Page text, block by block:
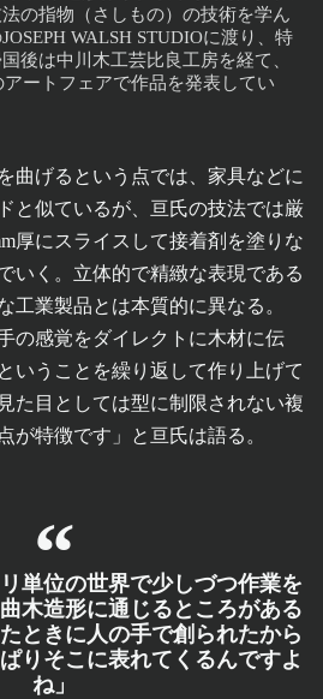
の指物（さしもの）の技術を学ん
WALSH STUDIOに渡り、特
後は中川木工芸比良工房を経て、
ートフェアで作品を発表してい
曲げるという点では、家具などに
と似ているが、亘氏の技法では厳
厚にスライスして接着剤を塗りな
いく。立体的で精緻な表現である
工業製品とは本質的に異なる。
の感覚をダイレクトに木材に伝
いうことを繰り返して作り上げて
た目としては型に制限されない複
が特徴です」と亘氏は語る。
単位の世界で少しづつ作業を
木造形に通じるところがある
ときに人の手で創られたから
りそこに表れてくるんですよ
ね」